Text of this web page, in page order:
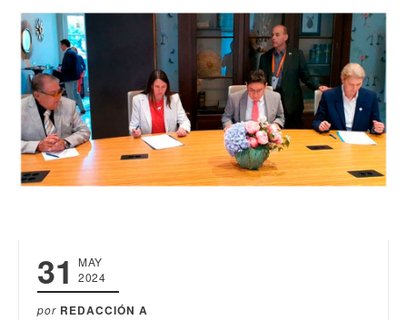
31
MAY
2024
por REDACCIÓN A